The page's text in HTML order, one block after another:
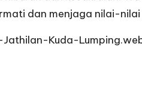
dan menjaga nilai-
Kuda-